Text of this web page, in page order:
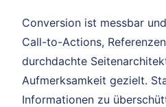
Conversion ist messbar
Call-to-Actions,
durchdachte
Aufmerksamkeit gezielt.
Informationen zu